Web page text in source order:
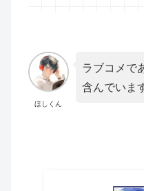
ほしくん
ラブコメで
含んでいま